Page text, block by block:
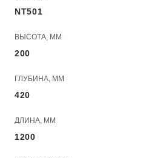
NT501
ВЫСОТА, ММ
200
ГЛУБИНА, ММ
420
ДЛИНА, ММ
1200